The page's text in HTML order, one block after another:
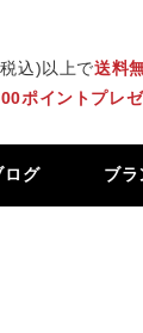
込)以上で送料
ポイントプレ
ログ ブラ